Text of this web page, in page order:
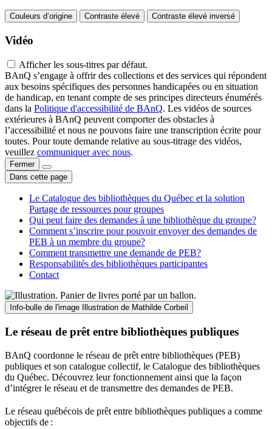
Couleurs d’origine Contraste élevé Contraste élevé inversé
Vidéo
Afficher les sous-titres par défaut.
BAnQ s’engage à offrir des collections et des services qui répondent
aux besoins spécifiques des personnes handicapées ou en situation
de handicap, en tenant compte de ses principes directeurs énumérés
dans la Politique d'accessibilité de BAnQ. Les vidéos de sources
extérieures à BAnQ peuvent comporter des obstacles à
l’accessibilité et nous ne pouvons faire une transcription écrite pour
toutes. Pour toute demande relative au sous-titrage des vidéos,
veuillez communiquer avec nous.
Fermer
Dans cette page
Le Catalogue des bibliothèques du Québec et la solution
Partage de ressources pour groupes
Qui peut faire des demandes à une bibliothèque du groupe?
Comment s’inscrire pour pouvoir envoyer des demandes de
PEB à un membre du groupe?
Comment transmettre une demande de PEB?
Responsabilités des bibliothèques participantes
Contact
Info-bulle de l'image Illustration de Mathilde Corbeil
Le réseau de prêt entre bibliothèques publiques
BAnQ coordonne le réseau de prêt entre bibliothèques (PEB)
publiques et son catalogue collectif, le Catalogue des bibliothèques
du Québec. Découvrez leur fonctionnement ainsi que la façon
d’intégrer le réseau et de transmettre des demandes de PEB.
Le réseau québécois de prêt entre bibliothèques publiques a comme
objectifs de :